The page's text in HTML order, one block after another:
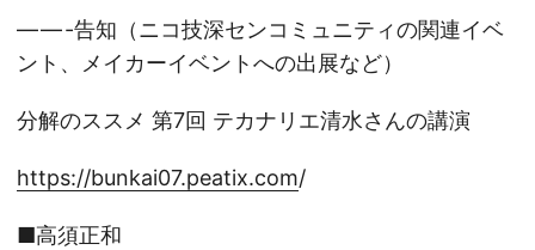
— — -告知（ニコ技深センコミュニティの関連イベ
ント、メイカーイベントへの出展など）
分解のススメ 第7回 テカナリエ清水さんの講演
https://bunkai07.peatix.com/
■高須正和